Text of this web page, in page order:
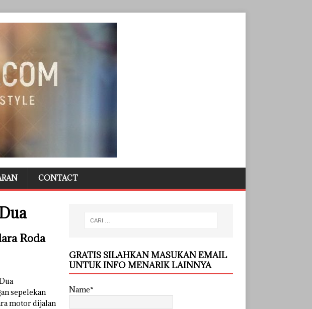
CONTACT
Roda
sepelekan
motor dijalan
GRATIS SILAHKAN MASUKAN EMAIL
UNTUK INFO MENARIK LAINNYA
Name*